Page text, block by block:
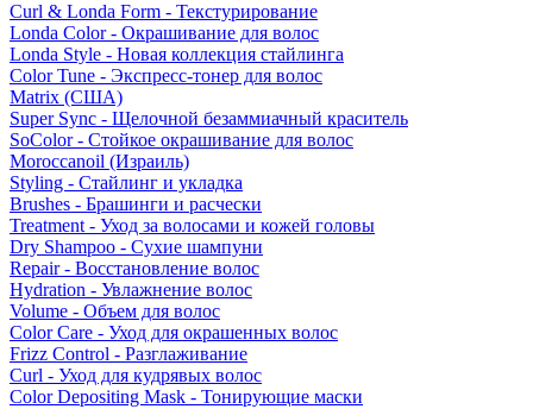
Curl & Londa Form - Текстурирование
Londa Color - Окрашивание для волос
Londa Style - Новая коллекция стайлинга
Color Tune - Экспресс-тонер для волос
Matrix (США)
Super Sync - Щелочной безаммиачный краситель
SoColor - Стойкое окрашивание для волос
Moroccanoil (Израиль)
Styling - Стайлинг и укладка
Brushes - Брашинги и расчески
Treatment - Уход за волосами и кожей головы
Dry Shampoo - Сухие шампуни
Repair - Восстановление волос
Hydration - Увлажнение волос
Volume - Объем для волос
Color Care - Уход для окрашенных волос
Frizz Control - Разглаживание
Curl - Уход для кудрявых волос
Color Depositing Mask - Тонирующие маски